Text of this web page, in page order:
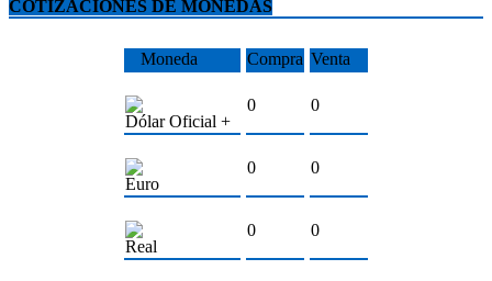
COTIZACIONES DE MONEDAS
Moneda Compra Venta
Dólar Oficial +
0 0
Euro
0 0
Real
0 0